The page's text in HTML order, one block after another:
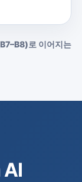
로 이어지는